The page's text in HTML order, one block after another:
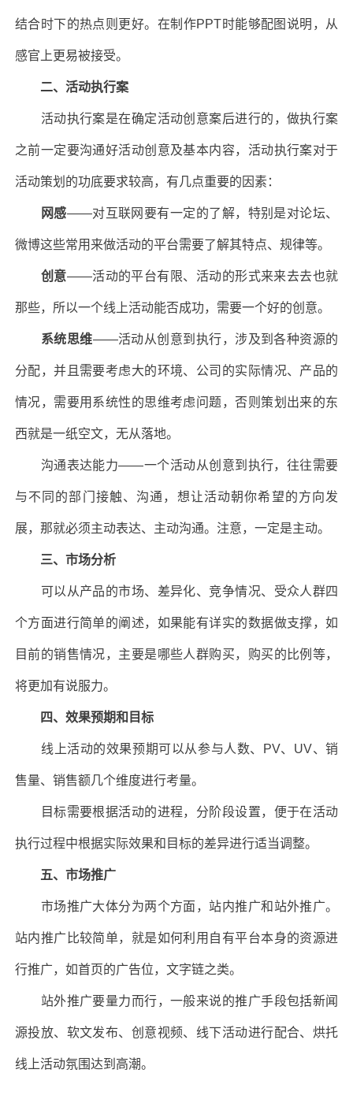
结合时下的热点则更好。在制作PPT时能够配图说明，从
感官上更易被接受。
二、活动执行案
活动执行案是在确定活动创意案后进行的，做执行案
之前一定要沟通好活动创意及基本内容，活动执行案对于
活动策划的功底要求较高，有几点重要的因素：
网感——对互联网要有一定的了解，特别是对论坛、
微博这些常用来做活动的平台需要了解其特点、规律等。
创意——活动的平台有限、活动的形式来来去去也就
那些，所以一个线上活动能否成功，需要一个好的创意。
系统思维——活动从创意到执行，涉及到各种资源的
分配，并且需要考虑大的环境、公司的实际情况、产品的
情况，需要用系统性的思维考虑问题，否则策划出来的东
西就是一纸空文，无从落地。
沟通表达能力——一个活动从创意到执行，往往需要
与不同的部门接触、沟通，想让活动朝你希望的方向发
展，那就必须主动表达、主动沟通。注意，一定是主动。
三、市场分析
可以从产品的市场、差异化、竞争情况、受众人群四
个方面进行简单的阐述，如果能有详实的数据做支撑，如
目前的销售情况，主要是哪些人群购买，购买的比例等，
将更加有说服力。
四、效果预期和目标
线上活动的效果预期可以从参与人数、PV、UV、销
售量、销售额几个维度进行考量。
目标需要根据活动的进程，分阶段设置，便于在活动
执行过程中根据实际效果和目标的差异进行适当调整。
五、市场推广
市场推广大体分为两个方面，站内推广和站外推广。
站内推广比较简单，就是如何利用自有平台本身的资源进
行推广，如首页的广告位，文字链之类。
站外推广要量力而行，一般来说的推广手段包括新闻
源投放、软文发布、创意视频、线下活动进行配合、烘托
线上活动氛围达到高潮。